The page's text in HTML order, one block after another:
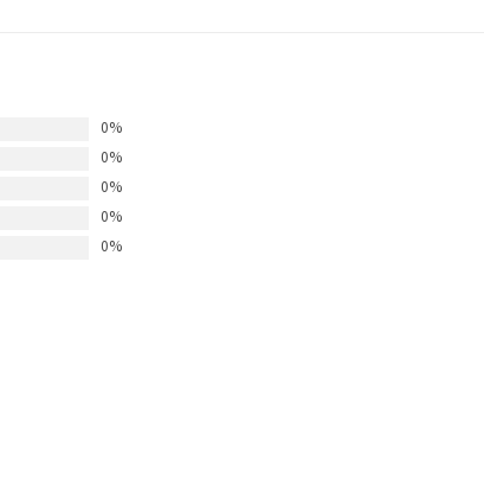
0%
0%
0%
0%
0%